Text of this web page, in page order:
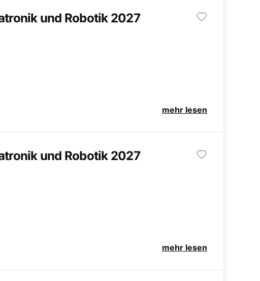
und Robotik 2027
mehr lesen
und Robotik 2027
mehr lesen